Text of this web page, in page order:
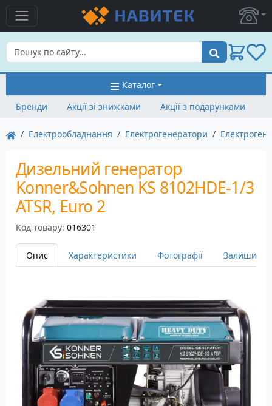
Пошук
Каталог
Бренди
Акції зі знижками Акції з подарунками
Електрообладнання Електрогенератори
Дизельний генератор
Konner&Sohnen KS 8102HDE-1/3
ATSR, Euro 2
Код товару: 016301
Опис Характеристики Фотографії Залишити